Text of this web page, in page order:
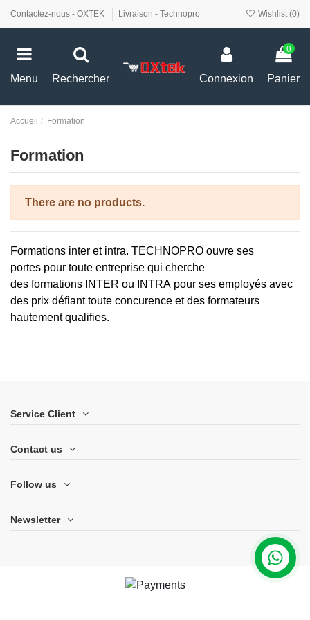
Contactez-nous - OXTEK Livraison - Technopro Wishlist (0)
Menu Rechercher Connexion
0
Panier
Accueil Formation
Formation
There are no products.
Formations inter et intra. TECHNOPRO ouvre ses
portes pour toute entreprise qui cherche
des formations INTER ou INTRA pour ses employés avec
des prix défiant toute concurence et des formateurs
hautement qualifies.
Service Client
Contact us
Follow us
Newsletter